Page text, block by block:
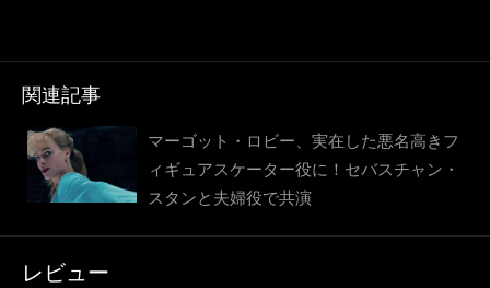
関連記事
マーゴット・ロビー、実在した悪名高きフ
ィギュアスケーター役に！セバスチャン・
スタンと夫婦役で共演
レビュー